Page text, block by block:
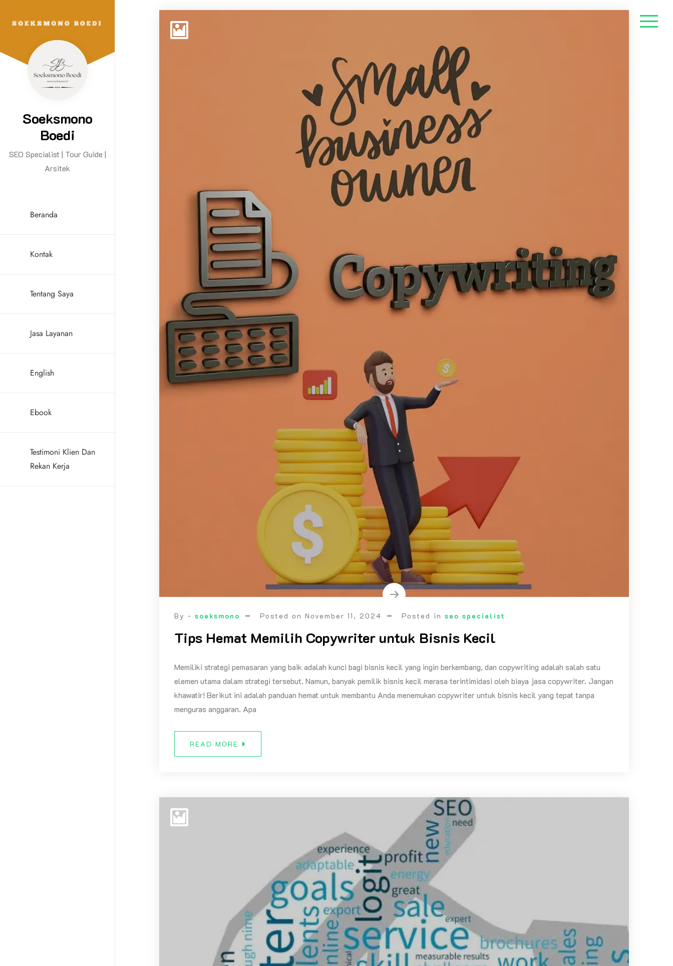
Soeksmono
Boedi
SEO Specialist | Tour Guide |
Arsitek
Beranda
Kontak
Tentang Saya
Jasa Layanan
English
Ebook
Testimoni Klien Dan
Rekan Kerja
By -soeksmono Posted onNovember 11, 2024 Posted inseo specialist
Tips Hemat Memilih Copywriter untuk Bisnis Kecil
Memiliki strategi pemasaran yang baik adalah kunci bagi bisnis kecil yang ingin berkembang, dan copywriting adalah salah satu
elemen utama dalam strategi tersebut. Namun, banyak pemilik bisnis kecil merasa terintimidasi oleh biaya jasa copywriter. Jangan
khawatir! Berikut ini adalah panduan hemat untuk membantu Anda menemukan copywriter untuk bisnis kecil yang tepat tanpa
menguras anggaran. Apa
READ MORE